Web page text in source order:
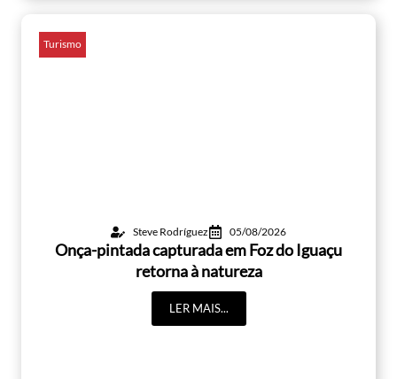
Turismo
Steve Rodríguez 05/08/2026
Onça-pintada capturada em Foz do Iguaçu
retorna à natureza
LER MAIS...